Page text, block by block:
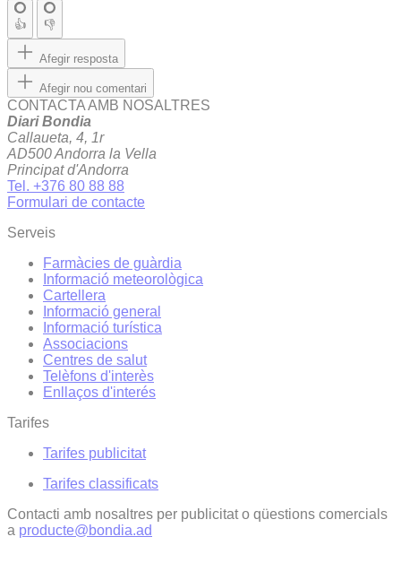
👍 👎
Afegir resposta
Afegir nou comentari
CONTACTA AMB NOSALTRES
Diari Bondia
Callaueta, 4, 1r
AD500 Andorra la Vella
Principat d'Andorra
Tel. +376 80 88 88
Formulari de contacte
Serveis
Farmàcies de guàrdia
Informació meteorològica
Cartellera
Informació general
Informació turística
Associacions
Centres de salut
Telèfons d'interès
Enllaços d'interés
Tarifes
Tarifes publicitat
Tarifes classificats
Contacti amb nosaltres per publicitat o qüestions comercials
a producte@bondia.ad